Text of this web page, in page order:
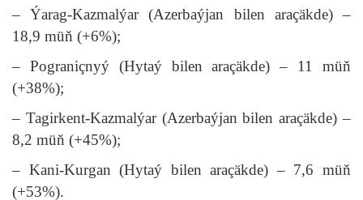
– Ýarag-Kazmalýar (Azerbaýjan bilen araçäkde) –
18,9 müň (+6%);
– Pograniçnyý (Hytaý bilen araçäkde) – 11 müň
(+38%);
– Tagirkent-Kazmalýar (Azerbaýjan bilen araçäkde) –
8,2 müň (+45%);
– Kani-Kurgan (Hytaý bilen araçäkde) – 7,6 müň
(+53%).